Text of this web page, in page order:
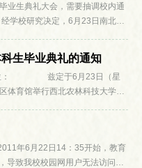
生典礼大会，需要抽调校内通
学校研究决定，6月23日南北校
生毕业典礼的通知
位： 兹定于6月23日（星
体育馆举行西北农林科技大学
年6月22日14：35开始，教育
导致我校校园网用户无法访问